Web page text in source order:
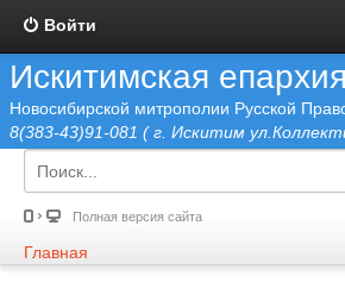
Войти
Искитимская епархия
Новосибирской митрополии Русской
8(383-43)91-081 ( г. Искитим
Полная версия сайта
Главная